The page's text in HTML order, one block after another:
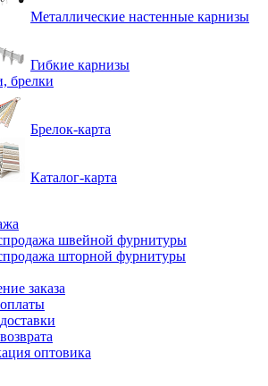
Металлические настенные карнизы
Гибкие карнизы
брелки
Брелок-карта
Каталог-карта
швейной фурнитуры
шторной фурнитуры
заказа
оптовика